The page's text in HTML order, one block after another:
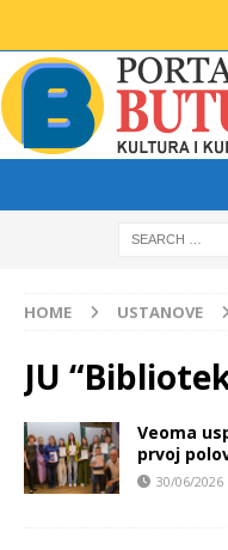
HOME USTANOVE
JU
Veoma
prvoj
30/06/2026